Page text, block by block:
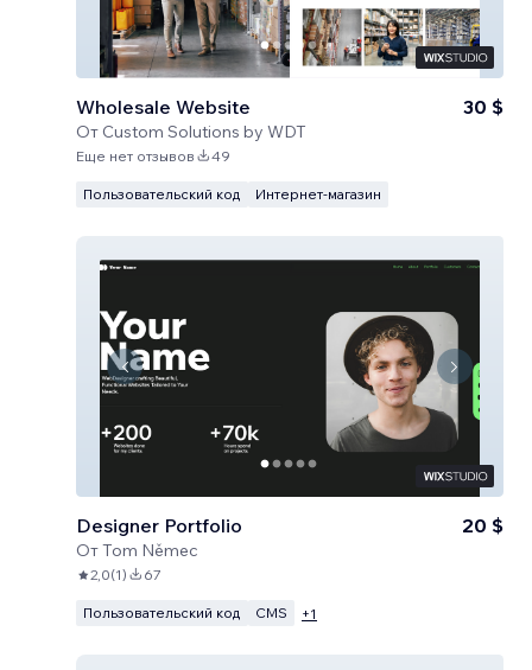
Wholesale Website
От Custom Solutions by WDT
30 $
Еще нет отзывов 49
Пользовательский код Интернет-магазин
Designer Portfolio
ОтTom Němec
20 $
2,0(1) 67
Пользовательский код CMS +1